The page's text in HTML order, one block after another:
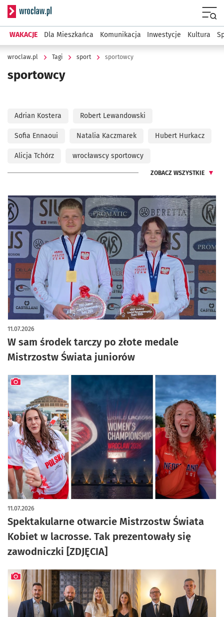
Serwis informacyjny wroclaw.pl
WAKACJE Dla Mieszkańca Komunikacja Inwestycje Kultura
wroclaw.pl Tagi sport sportowcy
sportowcy
Adrian Kostera Robert Lewandowski
Sofia Ennaoui Natalia Kaczmarek Hubert Hurkacz
Alicja Tchórz wrocławscy sportowcy
ZOBACZ WSZYSTKIE
W sam środek tarczy po złote medale
Mistrzostw Świata juniorów
11.07.2026
Spektakularne otwarcie Mistrzostw Świata
Kobiet w lacrosse. Tak prezentowały się
zawodniczki [ZDJĘCIA]
11.07.2026
artykuł z galerią zdjęć